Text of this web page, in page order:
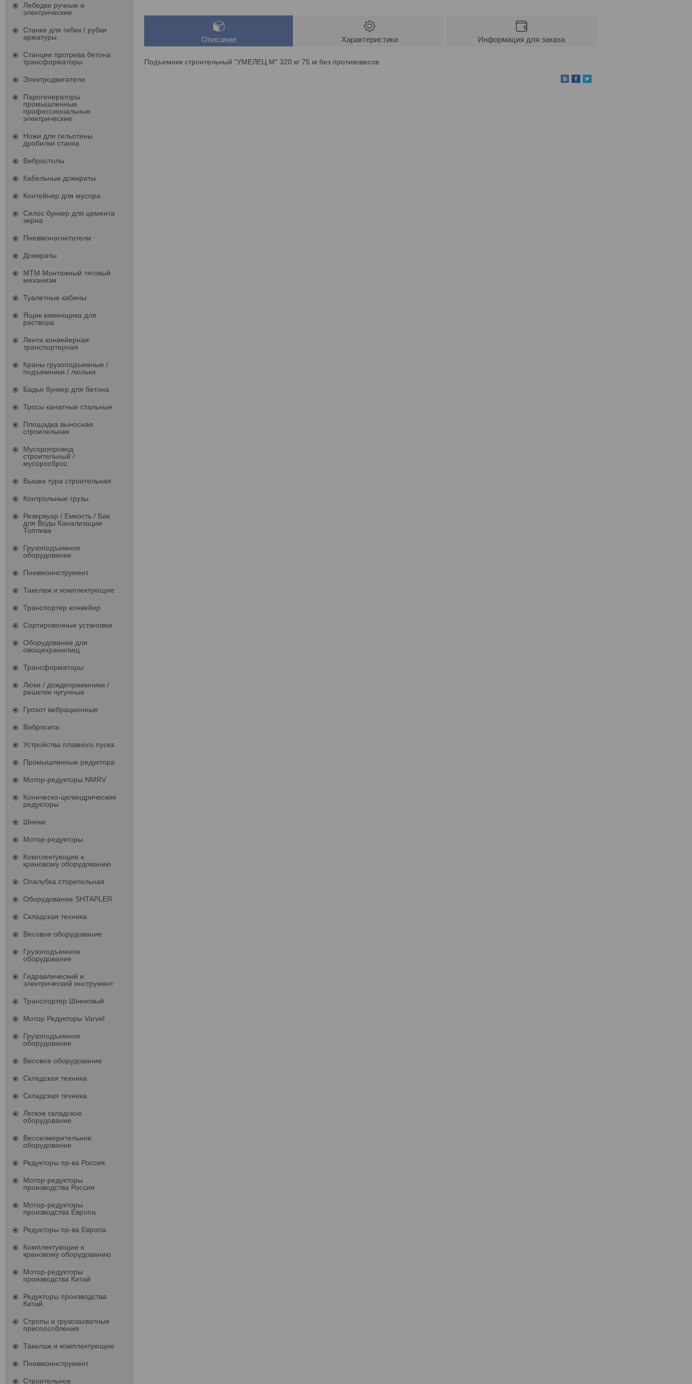
Описание Характеристики Информация для заказа
Подъемник строительный "УМЕЛЕЦ М" 320 кг 75 м без противовесов
Лебедки ручные и
электрические
Станки для гибки / рубки
арматуры
Станции прогрева бетона
трансформаторы
Электродвигатели
Парогенераторы
промышленные
профессиональные
электрические
Ножи для гильотины
дробилки станка
Вибростолы
Кабельные домкраты
Контейнер для мусора
Силос бункер для цемента
зерна
Пневмонагнетатели
Домкраты
МТМ Монтажный тяговый
механизм
Туалетные кабины
Ящик каменщика для
раствора
Лента конвейерная
транспортерная
Краны грузоподъемные /
подъемники / люльки
Бадья бункер для бетона
Тросы канатные стальные
Площадка выносная
строительная
Мусоропровод
строительный /
мусоросброс
Вышка тура строительная
Контрольные грузы
Резервуар / Емкость / Бак
для Воды Канализации
Топлива
Грузоподъемное
оборудование
Пневмоинструмент
Такелаж и комплектующие
Транспортер конвейер
Сортировочные установки
Оборудование для
овощехранилищ
Трансформаторы
Люки / дождеприемники /
решетки чугунные
Грохот вибрационные
Вибросита
Устройства плавного пуска
Промышленные редуктора
Мотор-редукторы NMRV
Коническо-цилиндрические
редукторы
Шнеки
Мотор-редукторы
Комплектующие к
крановому оборудованию
Опалубка сторительная
Оборудование SHTAPLER
Складская техника
Весовое оборудование
Грузоподъемное
оборудование
Гидравлический и
электрический инструмент
Транспортер Шнековый
Мотор Редукторы Varvel
Грузоподъемное
оборудование
Весовое оборудование
Складская техника
Складская техника
Легкое складское
оборудование
Весоизмерительное
оборудование
Редукторы пр-ва Россия
Мотор-редукторы
производства Россия
Мотор-редукторы
производства Европа
Редукторы пр-ва Европа
Комплектующие к
крановому оборудованию
Мотор-редукторы
производства Китай
Редукторы производства
Китай
Стропы и грузозахватные
приспособления
Такелаж и комплектующие
Пневмоинструмент
Строительное